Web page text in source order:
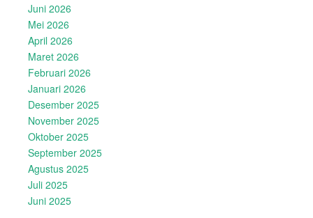
Juni 2026
Mei 2026
April 2026
Maret 2026
Februari 2026
Januari 2026
Desember 2025
November 2025
Oktober 2025
September 2025
Agustus 2025
Juli 2025
Juni 2025